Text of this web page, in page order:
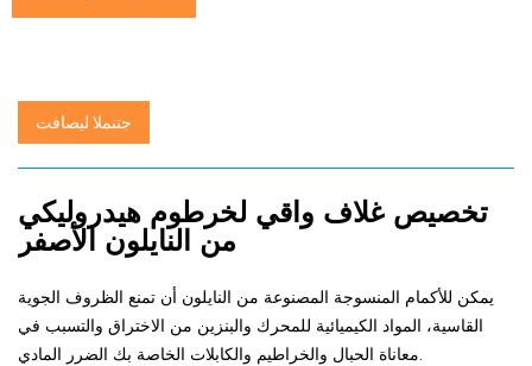
جتنملا ليصافت
تخصيص غلاف واقي لخرطوم هيدروليكي
من النايلون الأصفر
يمكن للأكمام المنسوجة المصنوعة من النايلون أن تمنع الظروف الجوية
القاسية، المواد الكيميائية للمحرك والبنزين من الاختراق والتسبب في
معاناة الحبال والخراطيم والكابلات الخاصة بك